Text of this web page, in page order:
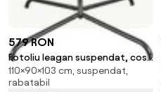
579 RON
Fotoliu leagan suspendat, cos
pliabil, perne moi, rezistent la
UV, împletitură PE ratan,
110×90×103 cm, suspendat,
rabatabil